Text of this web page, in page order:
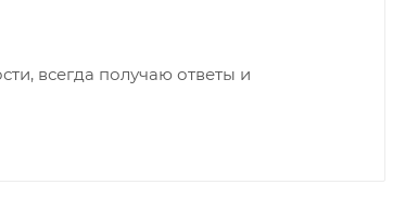
всегда получаю ответы и